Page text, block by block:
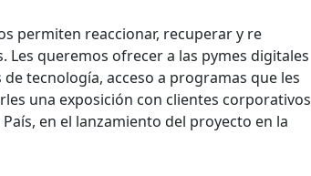
permiten reaccionar, recuperar y re
queremos ofrecer a las pymes digitales
tecnología, acceso a programas que les
una exposición con clientes corporativos
en el lanzamiento del proyecto en la